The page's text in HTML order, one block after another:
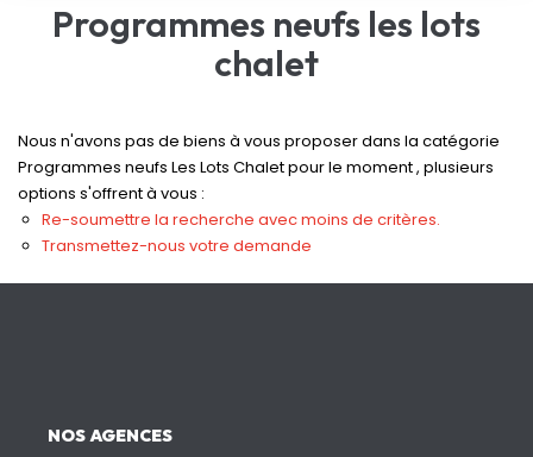
FAIRE GÉRER
NOS AGENCES
Qui Sommes-Nous
Notre Équipe
Nos Actualités
Sélectionnez...
Type de bien
Surface min
Créer une alerte
Programmes neufs les lots
chalet
Nous n'avons pas de biens à vous proposer dans la catégorie
Programmes neufs Les Lots Chalet pour le moment , plusieurs
options s'offrent à vous :
Re-soumettre la recherche avec moins de critères.
Transmettez-nous votre demande
NOS AGENCES